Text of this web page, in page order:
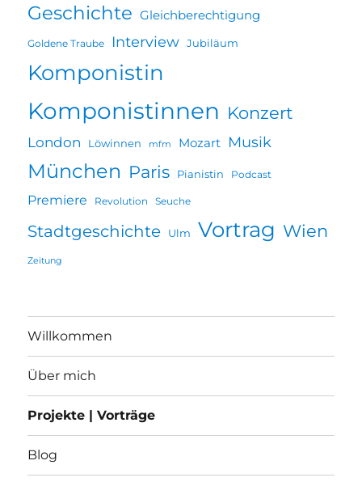
Geschichte Gleichberechtigung
Goldene Traube Interview Jubiläum
Komponistin
Komponistinnen Konzert
London Löwinnen mfm Mozart Musik
München Paris Pianistin Podcast
Premiere Revolution Seuche
Stadtgeschichte Ulm Vortrag Wien
Zeitung
Willkommen
Über mich
Projekte | Vorträge
Blog